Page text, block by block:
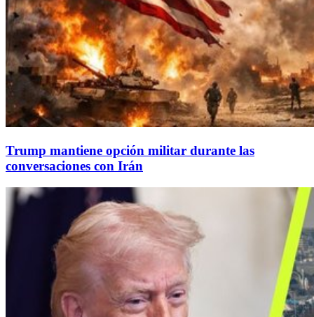
Trump mantiene opción militar durante las
conversaciones con Irán